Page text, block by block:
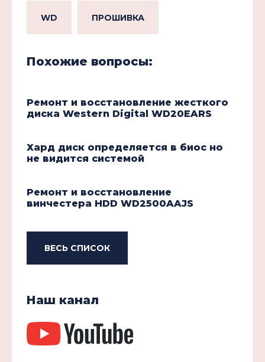
WD ПРОШИВКА
Похожие вопросы:
Ремонт и восстановление жесткого
диска Western Digital WD20EARS
Хард диск определяется в биос но
не видится системой
Ремонт и восстановление
винчестера HDD WD2500AAJS
ВЕСЬ СПИСОК
Наш канал